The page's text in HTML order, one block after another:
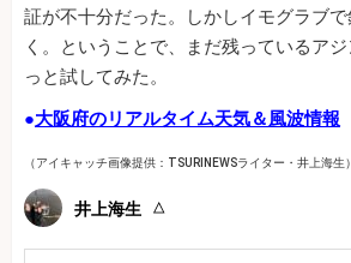
証が不十分だった。しかしイモグラブ
く。ということで、まだ残っているア
っと試してみた。
●大阪府のリアルタイム天気＆風波情報
（アイキャッチ画像提供：TSURINEWSライター・井上海生）
井上海生